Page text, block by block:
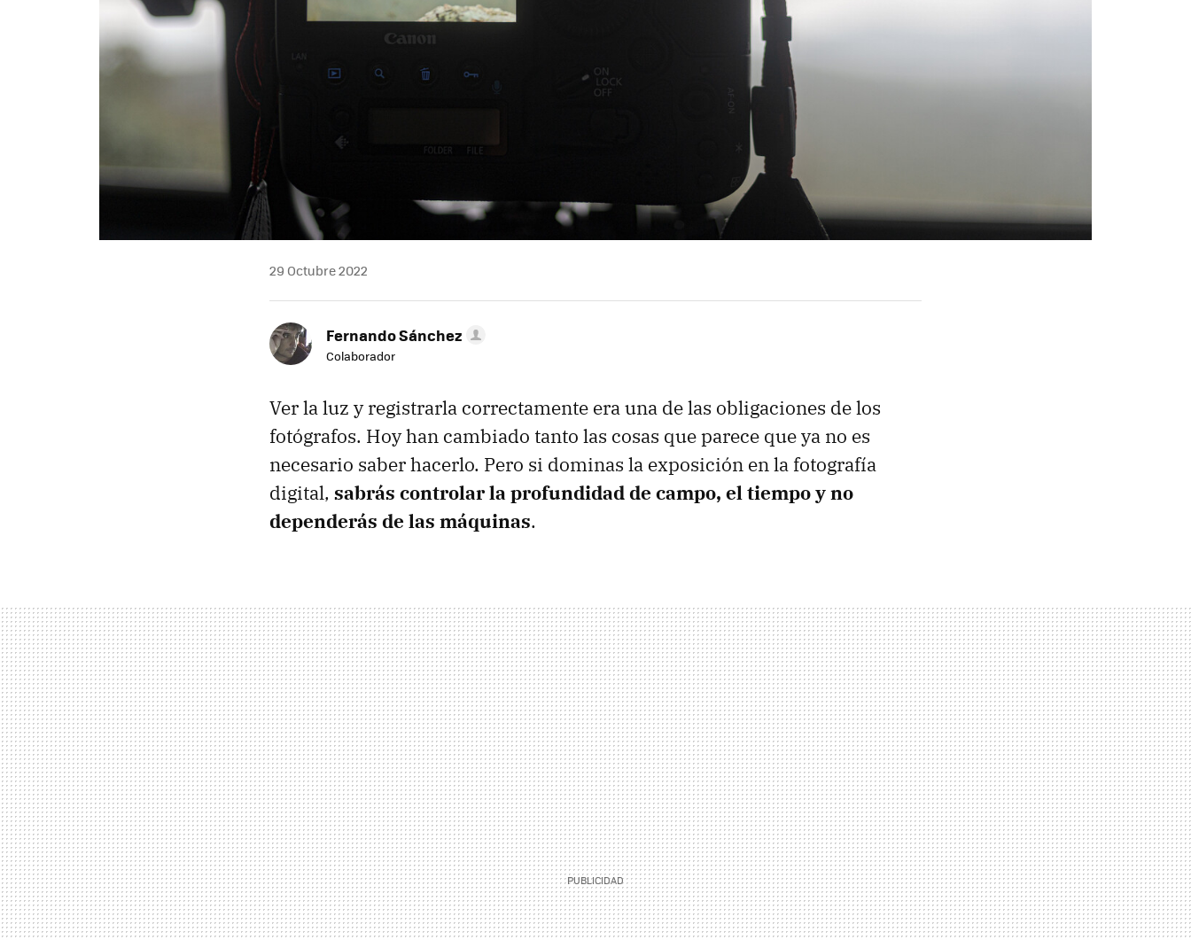
29 Octubre 2022
Fernando Sánchez
Colaborador
Ver la luz y registrarla correctamente era una de las obligaciones de los
fotógrafos. Hoy han cambiado tanto las cosas que parece que ya no es
necesario saber hacerlo. Pero si dominas la exposición en la fotografía
digital, sabrás controlar la profundidad de campo, el tiempo y no
dependerás de las máquinas.